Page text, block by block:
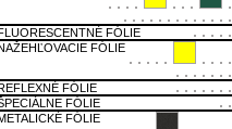
FÓLIE
FÓLIE
FÓLIE
FÓLIE
FÓLIE